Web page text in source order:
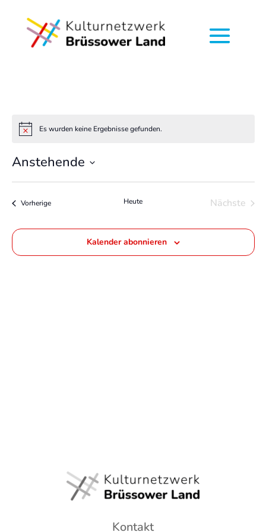
HinweisEs wurden keine Ergebnisse gefunden.
Anstehende
Datum
VorherigeVeranstaltungen Heute
Nächste
Kalender abonnieren
Kontakt